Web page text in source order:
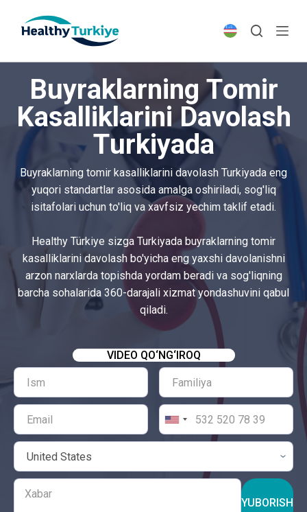
p
n
Buyraklarning Tomir
Kasalliklarini Davolash
Turkiyada
Buyraklarning tomir kasalliklarini davolash Turkiyada eng
yuqori standartlar asosida amalga oshiriladi, sog'liq
isitafolari uchun to'liq va xavfsiz yechim taklif etadi.
Healthy Türkiye sizga Turkiyada buyraklarning tomir
kasalliklarini davolash bo'yicha eng yaxshi davolanishni
arzon narxlarda topishda yordam beradi va sog'liqning
barcha sohalarida 360-darajali xizmat yondashuvini qabul
qiladi.
VIDEO QO‘NG‘IROQ
YUBORISH